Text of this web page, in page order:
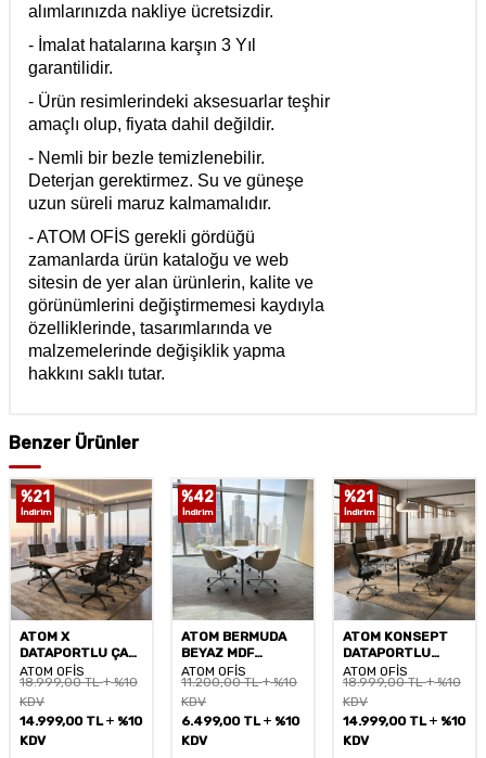
alımlarınızda nakliye ücretsizdir.
- İmalat hatalarına karşın 3 Yıl
garantilidir.
- Ürün resimlerindeki aksesuarlar teşhir
amaçlı olup, fiyata dahil değildir.
- Nemli bir bezle temizlenebilir.
Deterjan gerektirmez. Su ve güneşe
uzun süreli maruz kalmamalıdır.
- ATOM OFİS gerekli gördüğü
zamanlarda ürün kataloğu ve web
sitesin de yer alan ürünlerin, kalite ve
görünümlerini değiştirmemesi kaydıyla
özelliklerinde, tasarımlarında ve
malzemelerinde değişiklik yapma
hakkını saklı tutar.
Benzer Ürünler
%21
İndirim
ATOM X
DATAPORTLU ÇAM
MDF TOPLANTI
MASASI
ATOM OFİS
18.999,00TL %10
KDV
14.999,00TL
%10
KDV
%42
İndirim
ATOM BERMUDA
BEYAZ MDF
TOPLANTI MASASI
ATOM OFİS
11.200,00TL %10
KDV
6.499,00TL
%10
KDV
%21
İndirim
ATOM KONSEPT
DATAPORTLU
CEVİZ MDF
TOPLANTI MASASI
ATOM OFİS
18.999,00TL %10
KDV
14.999,00TL
%10
KDV